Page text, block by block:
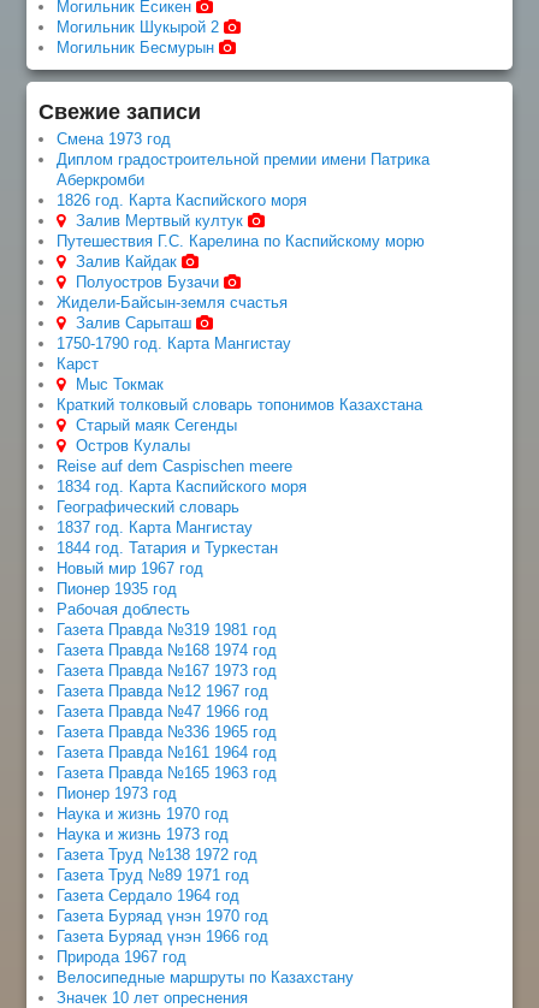
Могильник Есикен
Могильник Шукырой 2
Могильник Бесмурын
Свежие записи
Смена 1973 год
Диплом градостроительной премии имени Патрика
Аберкромби
1826 год. Карта Каспийского моря
Залив Мертвый култук
Путешествия Г.С. Карелина по Каспийскому морю
Залив Кайдак
Полуостров Бузачи
Жидели-Байсын-земля счастья
Залив Сарыташ
1750-1790 год. Карта Мангистау
Карст
Мыс Токмак
Краткий толковый словарь топонимов Казахстана
Старый маяк Сегенды
Остров Кулалы
Reise auf dem Caspischen meere
1834 год. Карта Каспийского моря
Географический словарь
1837 год. Карта Мангистау
1844 год. Татария и Туркестан
Новый мир 1967 год
Пионер 1935 год
Рабочая доблесть
Газета Правда №319 1981 год
Газета Правда №168 1974 год
Газета Правда №167 1973 год
Газета Правда №12 1967 год
Газета Правда №47 1966 год
Газета Правда №336 1965 год
Газета Правда №161 1964 год
Газета Правда №165 1963 год
Пионер 1973 год
Наука и жизнь 1970 год
Наука и жизнь 1973 год
Газета Труд №138 1972 год
Газета Труд №89 1971 год
Газета Сердало 1964 год
Газета Буряад үнэн 1970 год
Газета Буряад үнэн 1966 год
Природа 1967 год
Велосипедные маршруты по Казахстану
Значек 10 лет опреснения